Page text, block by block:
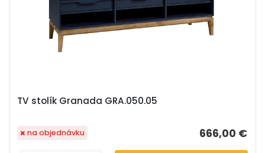
TV stolík Granada GRA.050.05
666,00 €
na objednávku